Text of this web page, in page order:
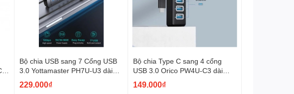
Bộ chia USB sang 7 Cổng USB
3.0 Yottamaster PH7U-U3 dài
0.5M 1M vỏ hợp kim nhôm tùy
chọn
229.000₫
Bộ chia Type C sang 4 cổng
USB 3.0 Orico PW4U-C3 dài
15cm 50cm 100cm tùy chọn vỏ
nhựa màu đen
149.000₫